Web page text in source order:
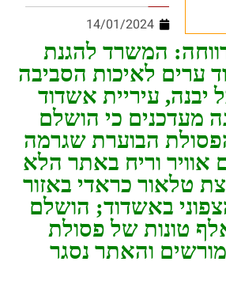
14/01/2024
המשרד להגנת
ערים לאיכות הסביבה
יבנה, עיריית אשדוד
מעדכנים כי הושלם
הפסולת הבוערת שגרמה
אוויר וריח באתר הלא
טלאור כראדי באזור
באשדוד; הושלם
90 אלף טונות של פסולת
והאתר נסגר